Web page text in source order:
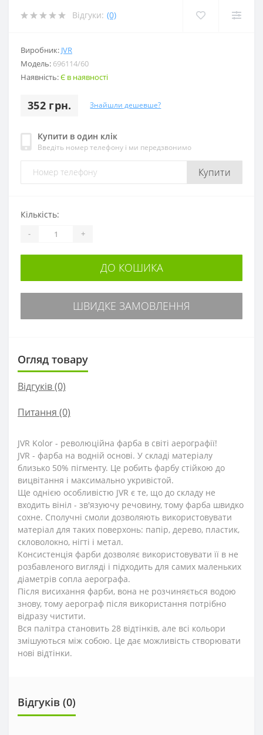
Відгуки: (0)
Виробник: JVR
Модель: 696114/60
Наявність:Є в наявності
352 грн. Знайшли дешевше?
Купити в один клік
Введіть номер телефону і ми передзвонимо
Купити
Кількість:
- +
ДО КОШИКА
ШВИДКЕ ЗАМОВЛЕННЯ
Огляд товару
Відгуків (0)
Питання (0)
JVR Kolor - революційна фарба в світі аерографії!
JVR - фарба на водній основі. У складі матеріалу
близько 50% пігменту. Це робить фарбу стійкою до
вицвітання і максимально укривістой.
Ще однією особливістю JVR є те, що до складу не
входить вініл - зв'язуючу речовину, тому фарба швидко
сохне. Сполучні смоли дозволяють використовувати
матеріал для таких поверхонь: папір, дерево, пластик,
скловолокно, нігті і метал.
Консистенція фарби дозволяє використовувати її в не
розбавленого вигляді і підходить для самих маленьких
діаметрів сопла аерографа.
Після висихання фарби, вона не розчиняється водою
знову, тому аерограф після використання потрібно
відразу чистити.
Вся палітра становить 28 відтінків, але всі кольори
змішуються між собою. Це дає можливість створювати
нові відтінки.
Відгуків (0)